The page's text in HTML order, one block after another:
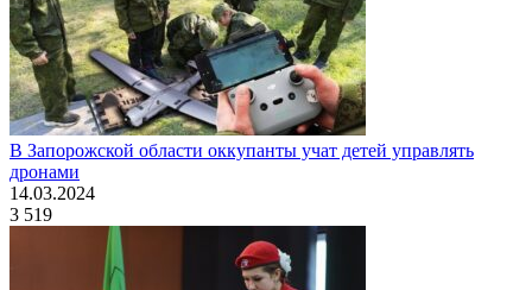
В Запорожской области оккупанты учат детей управлять
дронами
14.03.2024
3 519